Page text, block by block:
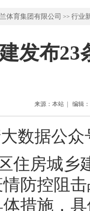
体育集团有限公司 >> 行业
发布
来源：本站 | 编辑
数据公众
住房城乡
防控阻
措施，